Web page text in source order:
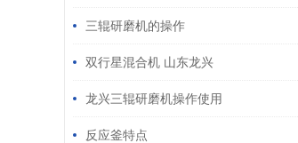
三方面请知悉
三辊研磨机的操作
双行星混合机 山东龙兴
龙兴三辊研磨机操作使用
反应釜特点